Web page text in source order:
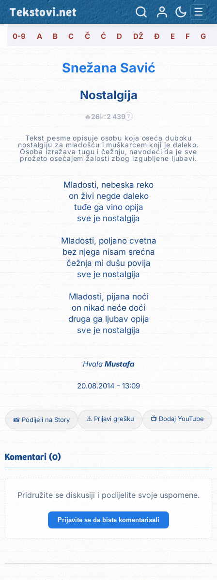
Tekstovi.net ☰
0-9 A B C Č Ć D DŽ Đ E F G
Snežana Savić
Nostalgija
🔥26📈2 439 ?
Tekst pesme opisuje osobu koja oseća duboku
nostalgiju za mladošću i muškarcem koji je daleko.
Osoba izražava tugu i čežnju, navodeći da je sve
prožeto osećajem žalosti zbog izgubljene ljubavi.
Mladosti, nebeska reko
on živi negde daleko
tuđe ga vino opija
sve je nostalgija
Mladosti, poljano cvetna
bez njega nisam srećna
čežnja mi dušu povija
sve je nostalgija
Mladosti, pijana noći
on nikad neće doći
druga ga ljubav opija
sve je nostalgija
Hvala Mustafa
20.08.2014 - 13:09
📸 Podijeli na Story ⚠️ Prijavi grešku 📺 Dodaj YouTube
Komentari (0)
Pridružite se diskusiji i podijelite svoje uspomene.
Prijavite se da biste komentarisali